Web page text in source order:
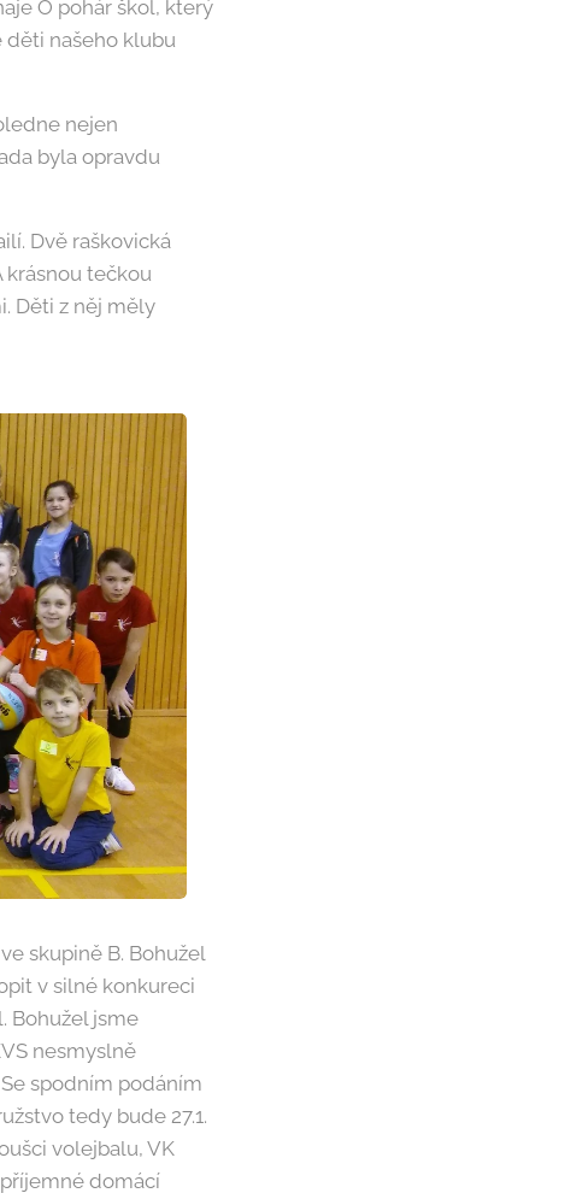
O pohár škol, který
děti našeho klubu
nejen
byla opravdu
Dvě raškovická
krásnou tečkou
Děti z něj měly
skupině B. Bohužel
v silné konkureci
Bohužel jsme
nesmyslně
spodním podáním
tedy bude 27.1.
volejbalu, VK
domácí